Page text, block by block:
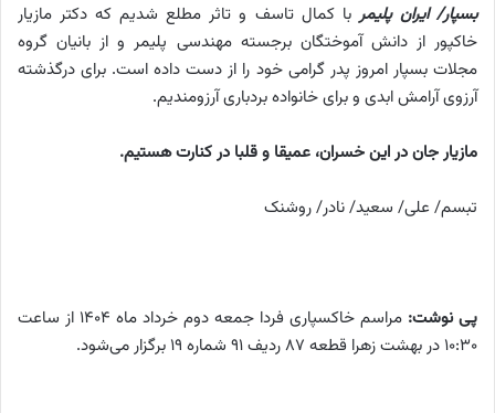
بسپار/ ایران پلیمربا کمال تاسف و تاثر مطلع شدیم که دکتر مازیار
خاکپور از دانش آموختگان برجسته مهندسی پلیمر و از بانیان گروه
مجلات بسپار امروز پدر گرامی خود را از دست داده است. برای درگذشته
آرزوی آرامش ابدی و برای خانواده بردباری آرزومندیم.
مازیار جان در این خسران، عمیقا و قلبا در کنارت هستیم.
تبسم/ علی/ سعید/ نادر/ روشنک
پی نوشت:
مراسم خاکسپاری فردا جمعه دوم خرداد ماه ۱۴۰۴ از ساعت
۱۰:۳۰ در بهشت زهرا قطعه ۸۷ ردیف ۹۱ شماره ۱۹ برگزار می‌شود.